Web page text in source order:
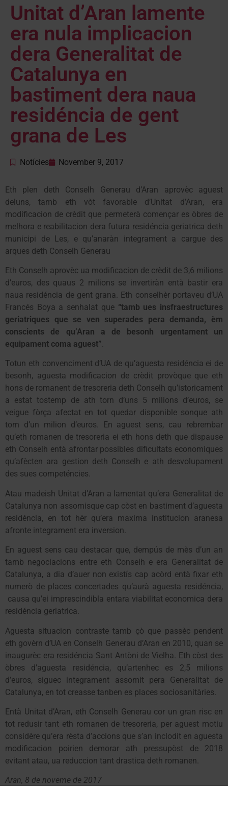
Unitat d’Aran lamente
era nula implicacion
dera Generalitat de
Catalunya en
bastiment dera naua
residéncia de gent
grana de Les
Notícies November 9, 2017
Eth plen deth Conselh Generau d’Aran aprovèc aguest
deluns, tamb eth vòt favorable d’Unitat d’Aran, era
modificacion de crèdit que permeterà començar es òbres de
melhora e reabilitacion dera futura residéncia geriatrica deth
municipi de Les, e qu’anaràn integrament a cargue des
arques deth Conselh Generau
Eth Conselh aprovèc ua modificacion de crèdit de 3,6 milions
d’euros, des quaus 2 milions se invertiràn entà bastir era
naua residéncia de gent grana. Eth conselhèr portaveu d’UA
Francés Boya a senhalat que “tamb ues insfraestructures
geriatriques que se ven superades pera demanda, èm
conscients de qu’Aran a de besonh urgentament un
equipament coma aguest”.
Totun eth convenciment d’UA de qu’aguesta residéncia ei de
besonh, aguesta modificacion de crèdit provòque que eth
hons de romanent de tresoreria deth Conselh qu’istoricament
a estat tostemp de ath torn d’uns 5 milions d’euros, se
veigue fòrça afectat en tot quedar disponible sonque ath
torn d’un milion d’euros. En aguest sens, cau rebrembar
qu’eth romanen de tresoreria ei eth hons deth que dispause
eth Conselh entà afrontar possibles dificultats economiques
qu’afècten ara gestion deth Conselh e ath desvolupament
des sues competéncies.
Atau madeish Unitat d’Aran a lamentat qu’era Generalitat de
Catalunya non assomisque cap còst en bastiment d’aguesta
residéncia, en tot hèr qu’era maxima institucion aranesa
afronte integrament era inversion.
En aguest sens cau destacar que, dempús de mès d’un an
tamb negociacions entre eth Conselh e era Generalitat de
Catalunya, a dia d’auer non existís cap acòrd entà fixar eth
numerò de places concertades qu’aurà aguesta residéncia,
causa qu’ei imprescindibla entara viabilitat economica dera
residéncia geriatrica.
Aguesta situacion contraste tamb çò que passèc pendent
eth govèrn d’UA en Conselh Generau d’Aran en 2010, quan se
inaugurèc era residéncia Sant Antòni de Vielha. Eth còst des
òbres d’aguesta residéncia, qu’artenhec es 2,5 milions
d’euros, siguec integrament assomit pera Generalitat de
Catalunya, en tot creasse tanben es places sociosanitàries.
Entà Unitat d’Aran, eth Conselh Generau cor un gran risc en
tot redusir tant eth romanen de tresoreria, per aguest motiu
considère qu’era rèsta d’accions que s’an inclodit en aguesta
modificacion poirien demorar ath pressupòst de 2018
evitant atau, ua reduccion tant drastica deth romanen.
Aran, 8 de noveme de 2017